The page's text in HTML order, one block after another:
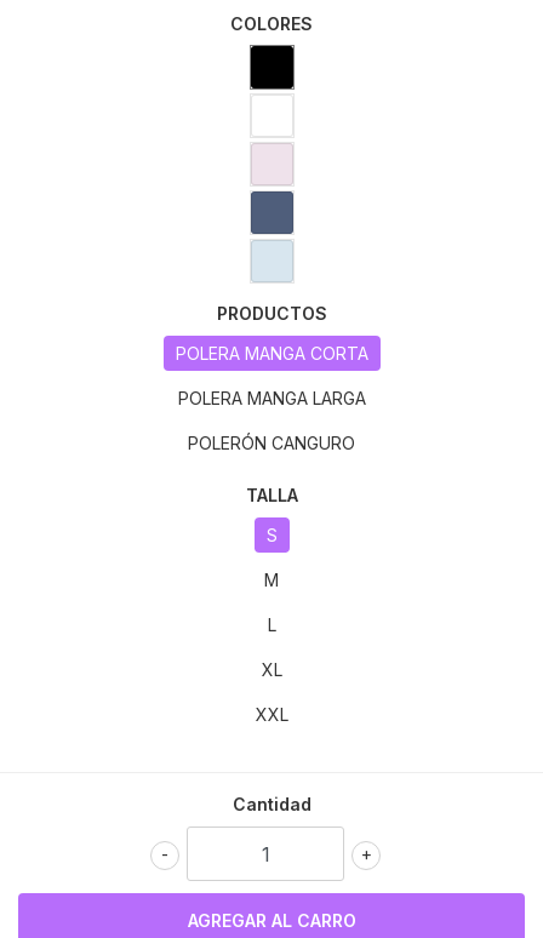
COLORES
PRODUCTOS
POLERA MANGA CORTA
POLERA MANGA LARGA
POLERÓN CANGURO
TALLA
S
M
L
XL
XXL
Cantidad
+
-